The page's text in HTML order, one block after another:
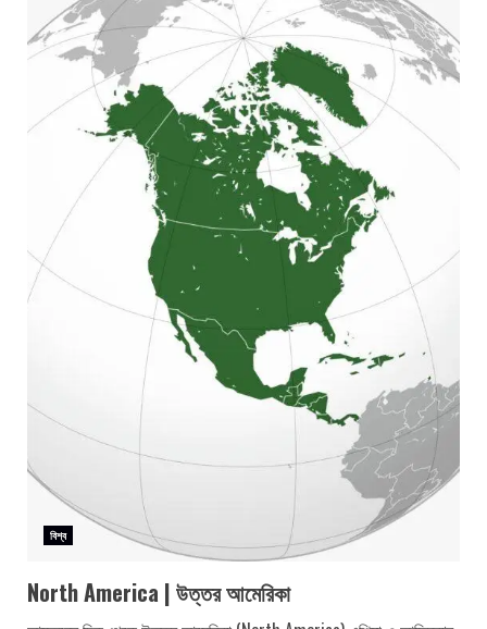
বিশ্ব
North America | উত্তর আমেরিকা